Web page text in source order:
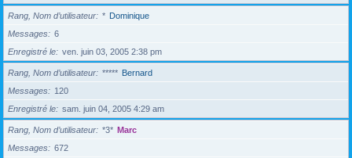
Rang, Nom d’utilisateur * Dominique
Messages
6
Enregistré le
ven. juin 03, 2005 2:38 pm
Rang, Nom d’utilisateur ***** Bernard
Messages
120
Enregistré le
sam. juin 04, 2005 4:29 am
Rang, Nom d’utilisateur *3* Marc
Messages
672